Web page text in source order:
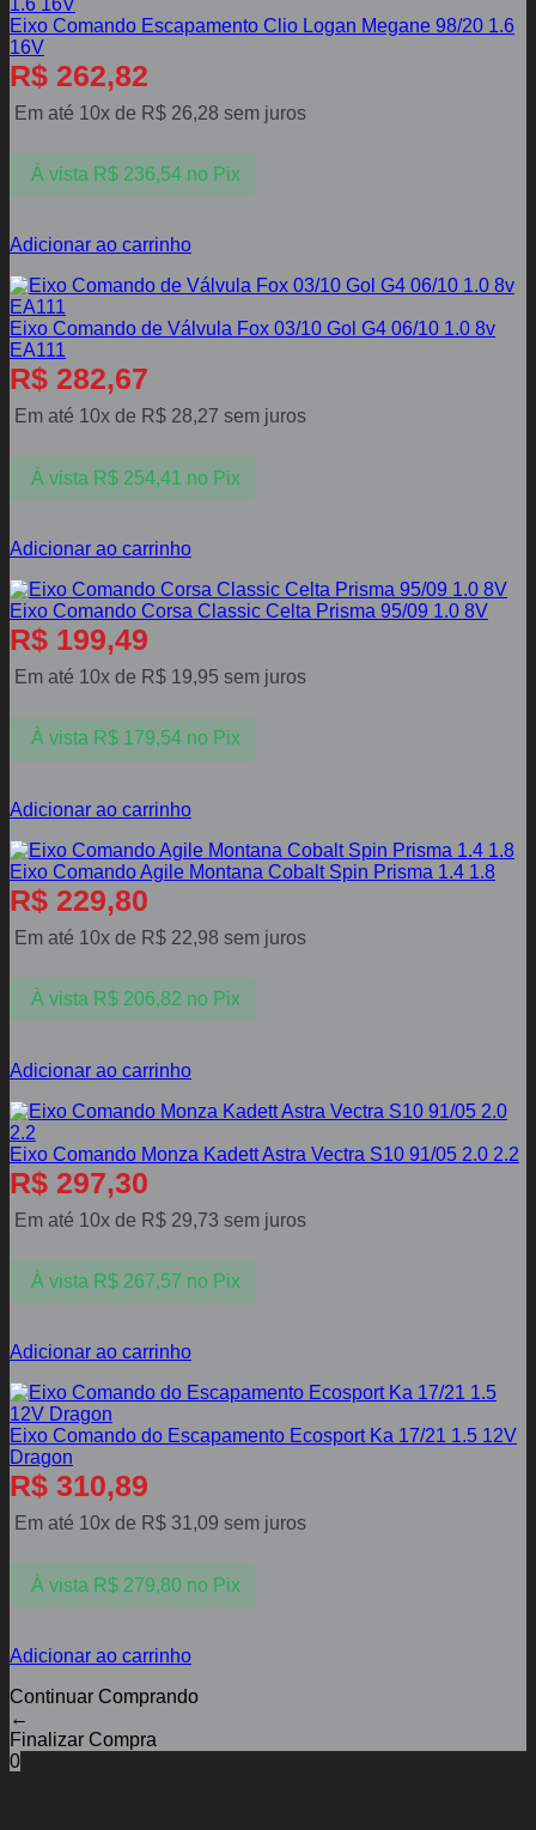
Eixo Comando Escapamento Clio Logan Megane 98/20 1.6
16V
R$ 262,82
Em até 10x de R$ 26,28 sem juros
À vista R$236,54 no Pix
Adicionar ao carrinho
Eixo Comando de Válvula Fox 03/10 Gol G4 06/10 1.0 8v
EA111
R$ 282,67
Em até 10x de R$ 28,27 sem juros
À vista R$254,41 no Pix
Adicionar ao carrinho
Eixo Comando Corsa Classic Celta Prisma 95/09 1.0 8V
R$ 199,49
Em até 10x de R$ 19,95 sem juros
À vista R$179,54 no Pix
Adicionar ao carrinho
Eixo Comando Agile Montana Cobalt Spin Prisma 1.4 1.8
R$ 229,80
Em até 10x de R$ 22,98 sem juros
À vista R$206,82 no Pix
Adicionar ao carrinho
Eixo Comando Monza Kadett Astra Vectra S10 91/05 2.0 2.2
R$ 297,30
Em até 10x de R$ 29,73 sem juros
À vista R$267,57 no Pix
Adicionar ao carrinho
Eixo Comando do Escapamento Ecosport Ka 17/21 1.5 12V
Dragon
R$ 310,89
Em até 10x de R$ 31,09 sem juros
À vista R$279,80 no Pix
Adicionar ao carrinho
Continuar Comprando
←
Finalizar Compra
0